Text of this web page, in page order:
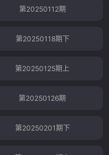
第20250112期
第20250118期下
第20250125期上
第20250126期
第20250201期下